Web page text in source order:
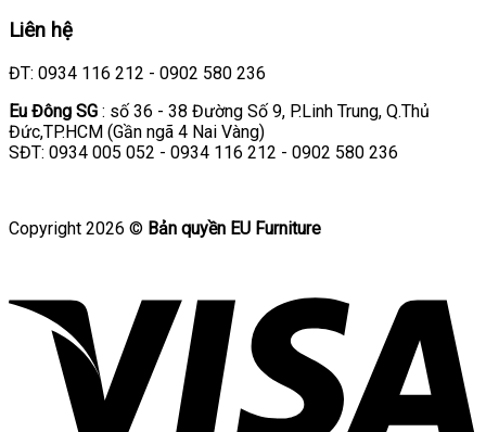
Liên hệ
ĐT: 0934 116 212 - 0902 580 236
Eu Đông SG : số 36 - 38 Đường Số 9, P.Linh Trung, Q.Thủ
Đức,TP.HCM (Gần ngã 4 Nai Vàng)
SĐT: 0934 005 052 - 0934 116 212 - 0902 580 236
Copyright 2026 © Bản quyền EU Furniture